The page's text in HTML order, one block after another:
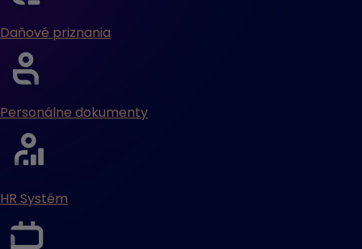
Daňové priznania
Personálne dokumenty
HR Systém